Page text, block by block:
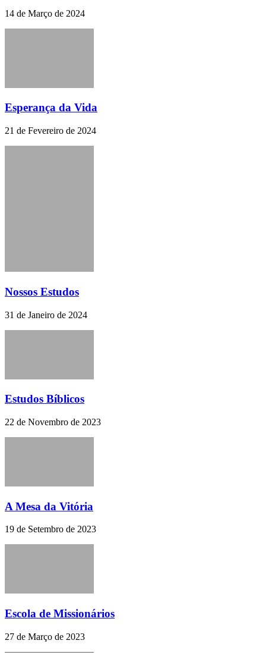
14 de Março de 2024
Esperança da Vida
21 de Fevereiro de 2024
Nossos Estudos
31 de Janeiro de 2024
Estudos Bíblicos
22 de Novembro de 2023
A Mesa da Vitória
19 de Setembro de 2023
Escola de Missionários
27 de Março de 2023